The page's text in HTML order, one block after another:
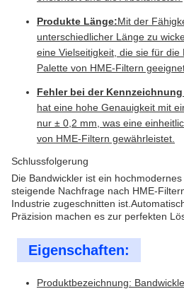
Produkte Länge:Mit der
unterschiedlicher Länge zu
eine Vielseitigkeit, die sie für
Palette von HME-Filtern
Fehler bei der
hat eine hohe Genauigkeit mit
nur ± 0,2 mm, was eine
von HME-Filtern gewährleistet.
Schlussfolgerung
Die Bandwickler ist ein
steigende Nachfrage nach HME-
Industrie zugeschnitten
Präzision machen es zur perfekten
Eigenschaften:
Produktbezeichnung: